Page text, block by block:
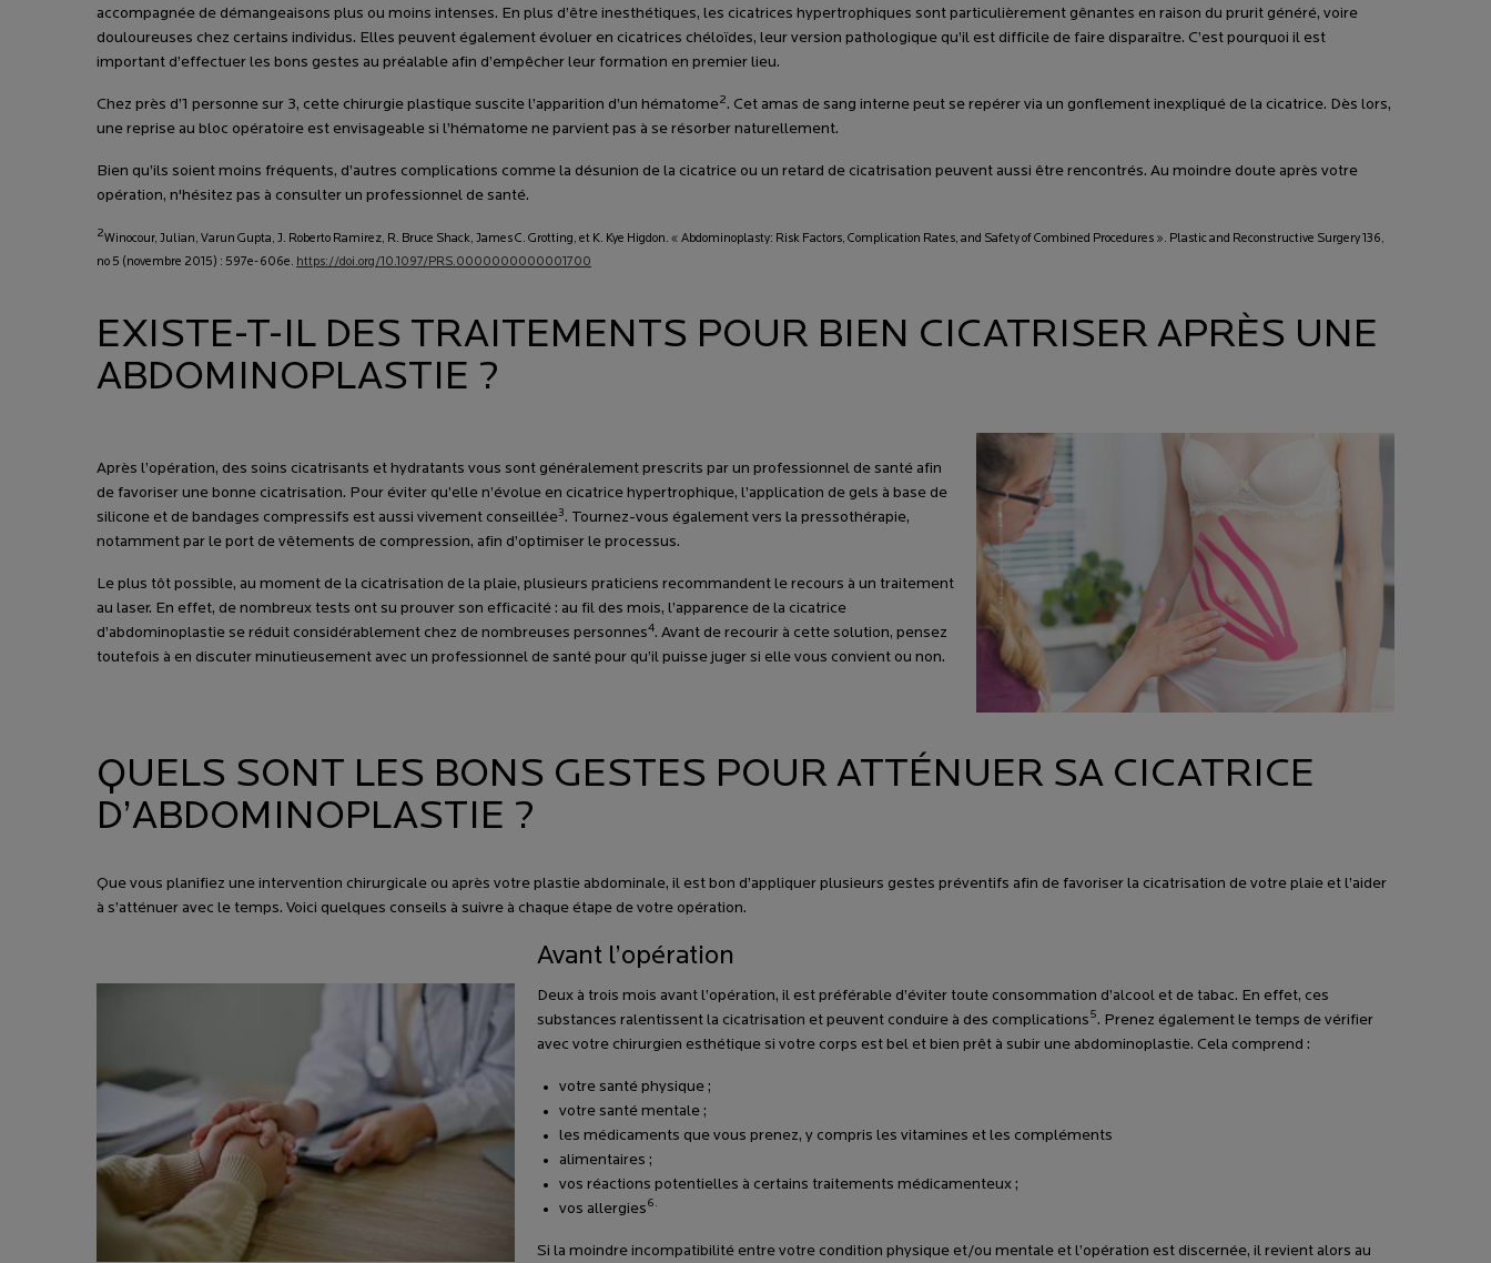
accompagnée de démangeaisons plus ou moins intenses. En plus d’être inesthétiques, les cicatrices hypertrophiques sont particulièrement gênantes en raison du prurit généré, voire
douloureuses chez certains individus. Elles peuvent également évoluer en cicatrices chéloïdes, leur version pathologique qu’il est difficile de faire disparaître. C’est pourquoi il est
important d’effectuer les bons gestes au préalable afin d’empêcher leur formation en premier lieu.
Chez près d’1 personne sur 3, cette chirurgie plastique suscite l’apparition d’un hématome2. Cet amas de sang interne peut se repérer via un gonflement inexpliqué de la cicatrice. Dès lors,
une reprise au bloc opératoire est envisageable si l’hématome ne parvient pas à se résorber naturellement.
Bien qu’ils soient moins fréquents, d’autres complications comme la désunion de la cicatrice ou un retard de cicatrisation peuvent aussi être rencontrés. Au moindre doute après votre
opération, n'hésitez pas à consulter un professionnel de santé.
2Winocour, Julian, Varun Gupta, J. Roberto Ramirez, R. Bruce Shack, James C. Grotting, et K. Kye Higdon. « Abdominoplasty: Risk Factors, Complication Rates, and Safety of Combined Procedures ». Plastic and Reconstructive Surgery 136,
no 5 (novembre 2015) : 597e-606e. https://doi.org/10.1097/PRS.0000000000001700
EXISTE-T-IL DES TRAITEMENTS POUR BIEN CICATRISER APRÈS UNE
ABDOMINOPLASTIE ?
Après l’opération, des soins cicatrisants et hydratants vous sont généralement prescrits par un professionnel de santé afin
de favoriser une bonne cicatrisation. Pour éviter qu’elle n’évolue en cicatrice hypertrophique, l’application de gels à base de
silicone et de bandages compressifs est aussi vivement conseillée3. Tournez-vous également vers la pressothérapie,
notamment par le port de vêtements de compression, afin d’optimiser le processus.
Le plus tôt possible, au moment de la cicatrisation de la plaie, plusieurs praticiens recommandent le recours à un traitement
au laser. En effet, de nombreux tests ont su prouver son efficacité : au fil des mois, l’apparence de la cicatrice
d’abdominoplastie se réduit considérablement chez de nombreuses personnes4. Avant de recourir à cette solution, pensez
toutefois à en discuter minutieusement avec un professionnel de santé pour qu’il puisse juger si elle vous convient ou non.
QUELS SONT LES BONS GESTES POUR ATTÉNUER SA CICATRICE
D’ABDOMINOPLASTIE ?
Que vous planifiez une intervention chirurgicale ou après votre plastie abdominale, il est bon d’appliquer plusieurs gestes préventifs afin de favoriser la cicatrisation de votre plaie et l’aider
à s’atténuer avec le temps. Voici quelques conseils à suivre à chaque étape de votre opération.
Avant l’opération
Deux à trois mois avant l’opération, il est préférable d’éviter toute consommation d’alcool et de tabac. En effet, ces
substances ralentissent la cicatrisation et peuvent conduire à des complications5. Prenez également le temps de vérifier
avec votre chirurgien esthétique si votre corps est bel et bien prêt à subir une abdominoplastie. Cela comprend :
votre santé physique ;
votre santé mentale ;
les médicaments que vous prenez, y compris les vitamines et les compléments
alimentaires ;
vos réactions potentielles à certains traitements médicamenteux ;
vos allergies6.
Si la moindre incompatibilité entre votre condition physique et/ou mentale et l’opération est discernée, il revient alors au